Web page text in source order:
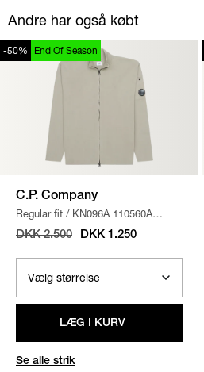
Andre har også købt
-50% End Of Season
C.P. Company
Regular fit / KN096A 110560A
STRIK / SAND
DKK 2.500 DKK 1.250
LÆG I KURV
Se alle strik